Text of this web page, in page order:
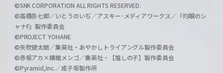
©SNK CORPORATION ALL RIGHTS RESERVED.
©高橋弥七郎／いとうのいぢ／アスキー･メディアワークス／『灼眼のシ
ャナF』製作委員会
©PROJECT YOHANE
©矢吹健太朗／集英社・あやかしトライアングル製作委員会
©赤坂アカ×横槍メンゴ／集英社・【推しの子】製作委員会
©Pyramid,Inc.／成子坂製作所